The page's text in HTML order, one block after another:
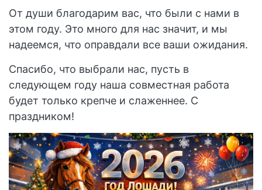
От души благодарим вас, что были с нами в
этом году. Это много для нас значит, и мы
надеемся, что оправдали все ваши ожидания.
Спасибо, что выбрали нас, пусть в
следующем году наша совместная работа
будет только крепче и слаженнее. С
праздником!